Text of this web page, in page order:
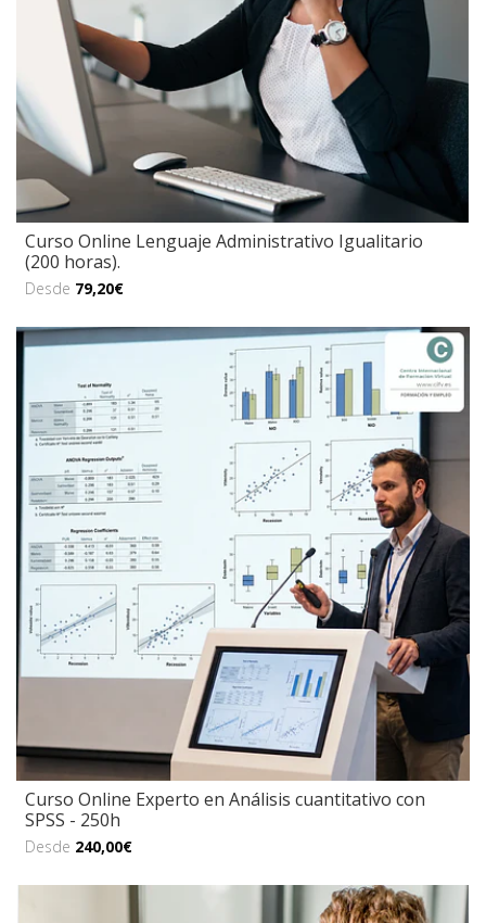
Curso Online Lenguaje Administrativo Igualitario
(200 horas).
Desde 79,20€
Curso Online Experto en Análisis cuantitativo con
SPSS - 250h
Desde 240,00€